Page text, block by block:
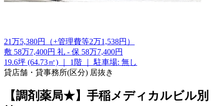
21万5,380円 （+管理費等2万1,538円 ）
敷 58万7,400円 礼 - 保 58万7,400円
19.6坪 (64.73㎡)
1階
駐車場: 無し
貸店舗・貸事務所(区分) 居抜き
【調剤薬局★】手稲メディカルビル別